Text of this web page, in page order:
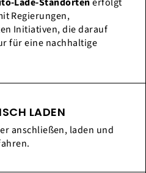
Regierungen,
Initiativen, die darauf
für eine nachhaltige
LADEN
anschließen, laden und